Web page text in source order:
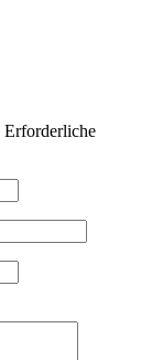
Erforderliche